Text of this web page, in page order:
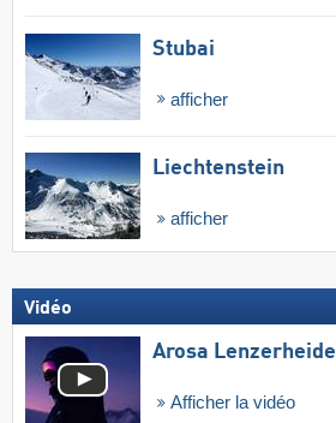
Stubai
afficher
Liechtenstein
afficher
Vidéo
Arosa Lenzerheide
Afficher la vidéo